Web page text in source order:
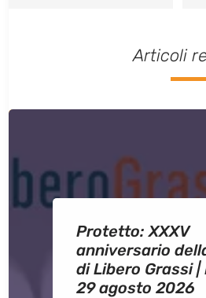
Articoli
Protetto: XXXV
anniversario
di Libero Grassi |
29 agosto 2026